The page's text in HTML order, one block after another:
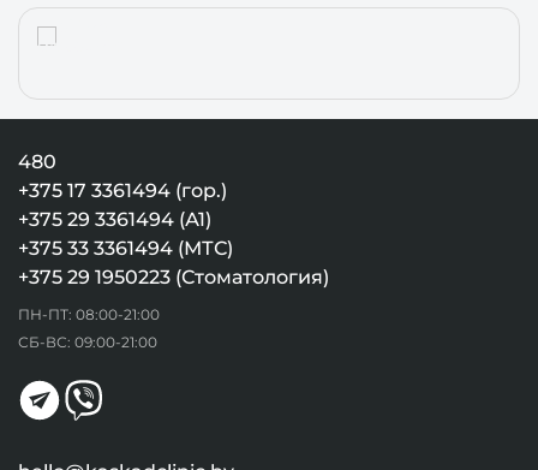
480
+375 17 3361494 (гор.)
+375 29 3361494 (А1)
+375 33 3361494 (МТС)
+375 29 1950223 (Стоматология)
ПН-ПТ: 08:00-21:00
СБ-ВС: 09:00-21:00